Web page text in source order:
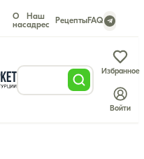
О
нас
Наш
адрес
РецептыFAQ
Избранное
Войти